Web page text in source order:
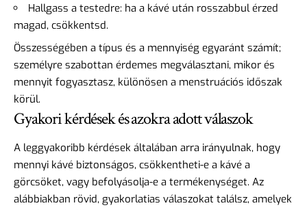
Hallgass a testedre: ha a kávé után rosszabbul érzed
magad, csökkentsd.
Összességében a típus és a mennyiség egyaránt számít;
személyre szabottan érdemes megválasztani, mikor és
mennyit fogyasztasz, különösen a menstruációs időszak
körül.
Gyakori kérdések és azokra adott válaszok
A leggyakoribb kérdések általában arra irányulnak, hogy
mennyi kávé biztonságos, csökkentheti-e a kávé a
görcsöket, vagy befolyásolja-e a termékenységet. Az
alábbiakban rövid, gyakorlatias válaszokat találsz, amelyek